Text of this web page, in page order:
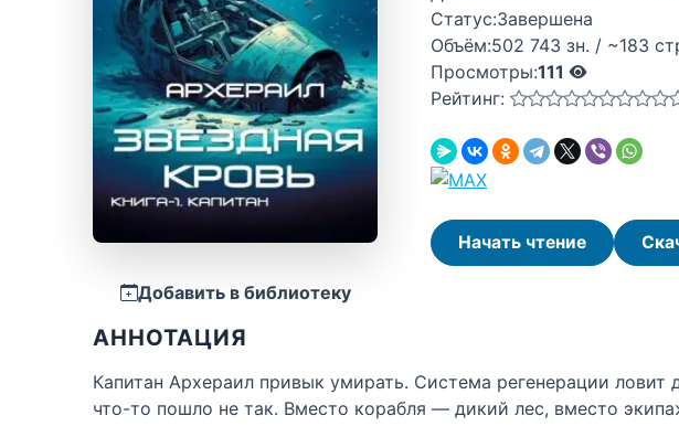
Добавить в библиотеку
Статус:Завершена
Объём:502 743 зн. / ~183
Просмотры:111
Рейтинг:
Начать чтение
АННОТАЦИЯ
Капитан Архераил привык умирать. Система регенерации
что-то пошло не так. Вместо корабля — дикий лес, вместо